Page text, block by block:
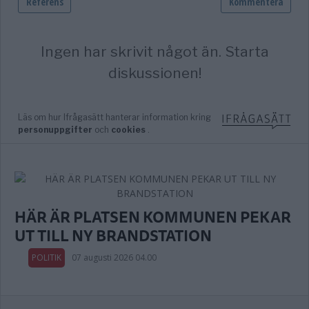
HÄR ÄR PLATSEN KOMMUNEN PEKAR
UT TILL NY BRANDSTATION
POLITIK 07 augusti 2026 04.00